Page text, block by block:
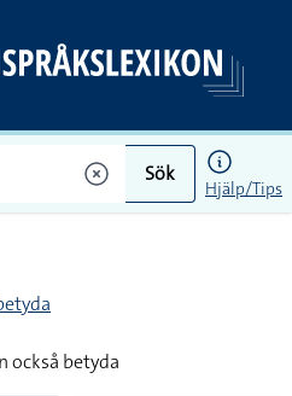
Sök
Hjälp/Tips
också betyda